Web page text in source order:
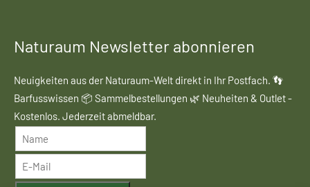
Naturaum Newsletter abonnieren
Neuigkeiten aus der Naturaum-Welt direkt in Ihr Postfach. 👣
Barfusswissen 📦 Sammelbestellungen 🌿 Neuheiten & Outlet -
Kostenlos. Jederzeit abmeldbar.